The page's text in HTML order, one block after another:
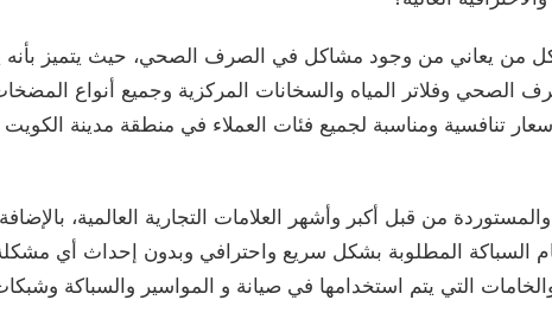
من يعاني من وجود مشاكل في الصرف الصحي، حيث يتميز
الصحي وفلاتر المياه والسخانات المركزية وجميع أنواع
تنافسية ومناسبة لجميع فئات العملاء في منطقة مدينة
من قبل أكبر وأشهر العلامات التجارية العالمية،
السباكة المطلوبة بشكل سريع واحترافي وبدون إحداث أي
التي يتم استخدامها في صيانة و المواسير والسباكة